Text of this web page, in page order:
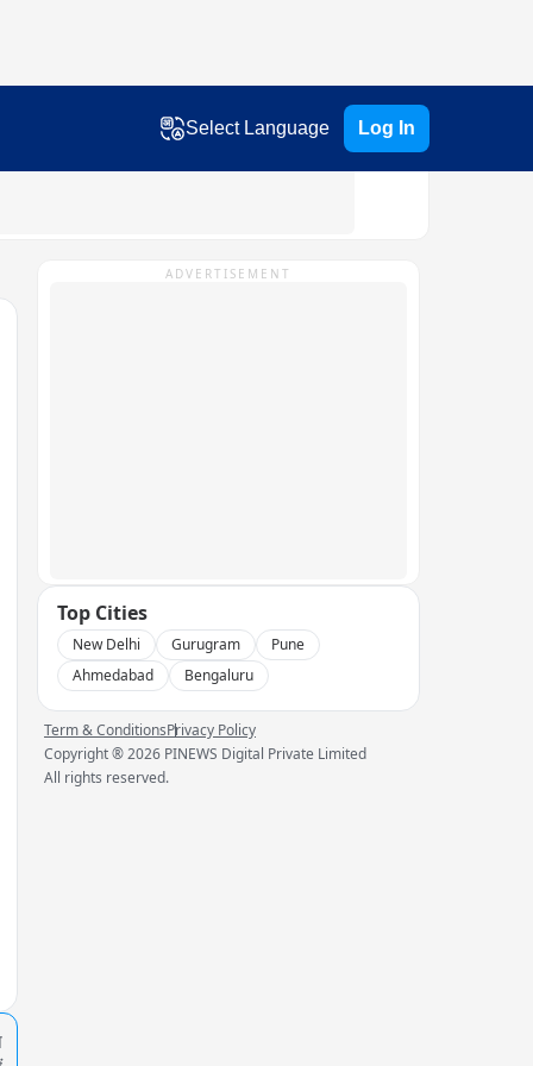
Select Language Log In
ADVERTISEMENT
Top Cities
New Delhi Gurugram
Pune
Ahmedabad
Bengaluru
Term & ConditionsPrivacy Policy
Copyright ®2026 PINEWS Digital Private Limited
All rights reserved.